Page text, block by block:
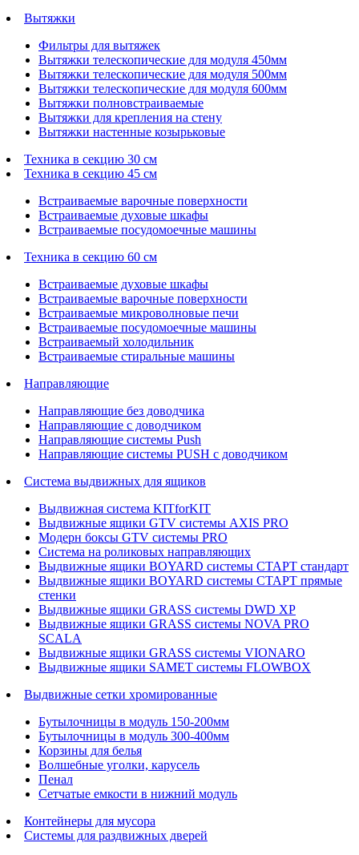
Вытяжки
Фильтры для вытяжек
Вытяжки телескопические для модуля 450мм
Вытяжки телескопические для модуля 500мм
Вытяжки телескопические для модуля 600мм
Вытяжки полновстраиваемые
Вытяжки для крепления на стену
Вытяжки настенные козырьковые
Техника в секцию 30 см
Техника в секцию 45 см
Встраиваемые варочные поверхности
Встраиваемые духовые шкафы
Встраиваемые посудомоечные машины
Техника в секцию 60 см
Встраиваемые духовые шкафы
Встраиваемые варочные поверхности
Встраиваемые микроволновые печи
Встраиваемые посудомоечные машины
Встраиваемый холодильник
Встраиваемые стиральные машины
Направляющие
Направляющие без доводчика
Направляющие с доводчиком
Направляющие системы Push
Направляющие системы PUSH с доводчиком
Система выдвижных для ящиков
Выдвижная система KITforKIT
Выдвижные ящики GTV системы AXIS PRO
Модерн боксы GTV системы PRO
Система на роликовых направляющих
Выдвижные ящики BOYARD системы СТАРТ стандарт
Выдвижные ящики BOYARD системы СТАРТ прямые
стенки
Выдвижные ящики GRASS системы DWD XP
Выдвижные ящики GRASS системы NOVA PRO
SCALA
Выдвижные ящики GRASS системы VIONARO
Выдвижные ящики SAMET системы FLOWBOX
Выдвижные сетки хромированные
Бутылочницы в модуль 150-200мм
Бутылочницы в модуль 300-400мм
Корзины для белья
Волшебные уголки, карусель
Пенал
Cетчатые емкости в нижний модуль
Контейнеры для мусора
Системы для раздвижных дверей